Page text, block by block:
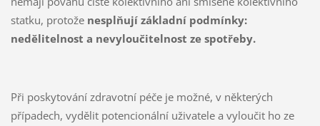
statku, protože nesplňují základní podmínky:
nedělitelnost a nevyloučitelnost ze spotřeby.
Při poskytování zdravotní péče je možné, v některých
případech, vydělit potencionální uživatele a vyloučit ho ze